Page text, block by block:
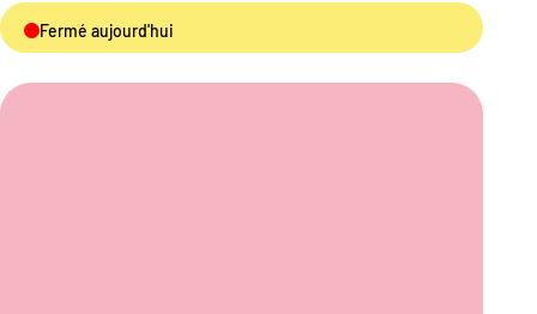
Fermé aujourd'hui